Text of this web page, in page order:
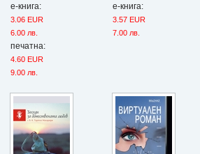
е-книга:
3.06 EUR
6.00 лв.
печатна:
4.60 EUR
9.00 лв.
е-книга:
3.57 EUR
7.00 лв.